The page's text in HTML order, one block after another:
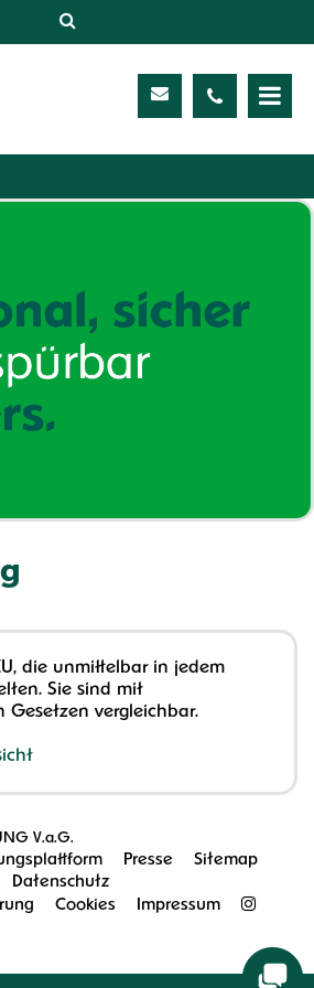
die unmittelbar in jedem
Sie sind mit
Gesetzen vergleichbar.
V.a.G.
Presse
Sitemap
Datenschutz
Cookies Impressum